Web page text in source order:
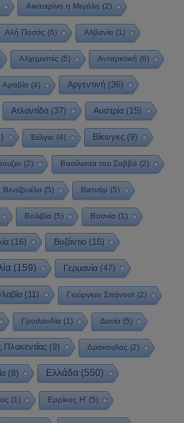
Αικατερίνη η Μεγάλη (2)
Αλή Πασάς (6) Αλβανία(1)
Αλχημιστές (5) Ανταρκτική (6)
Αραβία (4) Αργεντινή (36)
Ατλαντίδα (37) Αυστρία (15)
Βέλγιο (4) Βίκινγκς (9)
(2) Βασίλισσα του Σαββά (2)
Βενεζουέλα(5) Βιετνάμ (5)
Βολιβία (5) Βοσνία (1)
(16) Βυζάντιο (15)
(159) Γερμανία(47)
(11) Γιούργκεν Σπάνουτ(2)
Γροιλανδία (1) Δανία (5)
Πλακεντίας (9) Δράκουλας (2)
(8) Ελλάδα (550)
(1) Ερρίκος Η'(5)